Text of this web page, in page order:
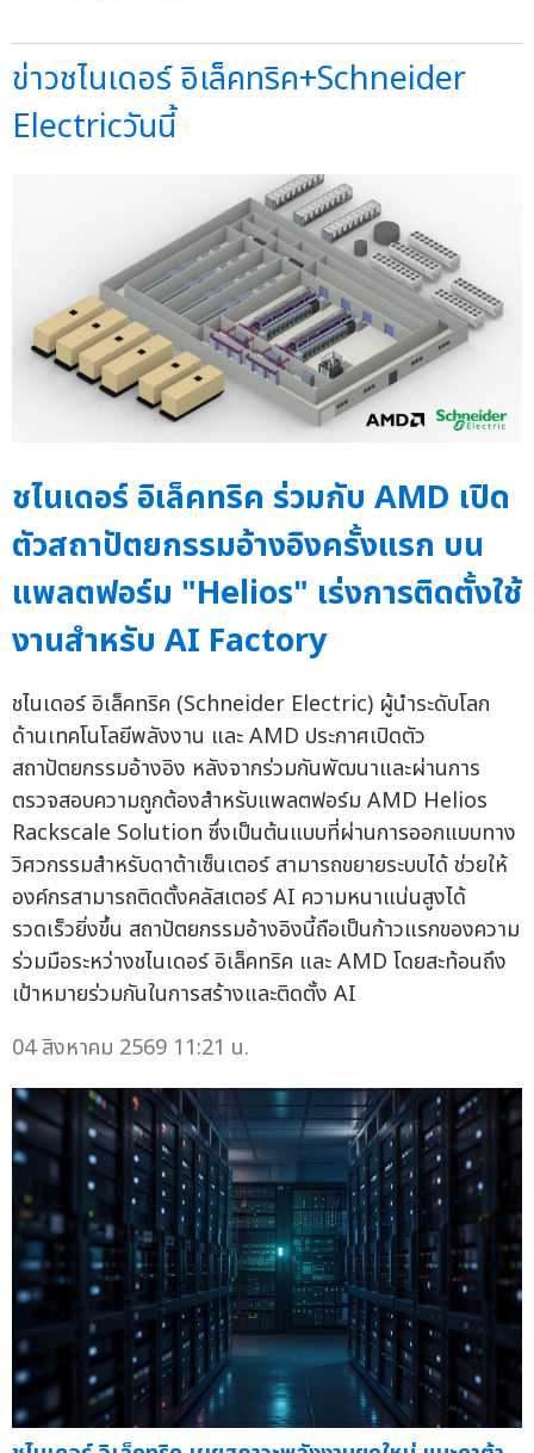
ข่าวชไนเดอร์ อิเล็คทริค+Schneider
Electricวันนี้
ชไนเดอร์ อิเล็คทริค ร่วมกับ AMD เปิด
ตัวสถาปัตยกรรมอ้างอิงครั้งแรก บน
แพลตฟอร์ม "Helios" เร่งการติดตั้งใช้
งานสำหรับ AI Factory
ชไนเดอร์ อิเล็คทริค (Schneider Electric) ผู้นำระดับโลก
ด้านเทคโนโลยีพลังงาน และ AMD ประกาศเปิดตัว
สถาปัตยกรรมอ้างอิง หลังจากร่วมกันพัฒนาและผ่านการ
ตรวจสอบความถูกต้องสำหรับแพลตฟอร์ม AMD Helios
Rackscale Solution ซึ่งเป็นต้นแบบที่ผ่านการออกแบบทาง
วิศวกรรมสำหรับดาต้าเซ็นเตอร์ สามารถขยายระบบได้ ช่วยให้
องค์กรสามารถติดตั้งคลัสเตอร์ AI ความหนาแน่นสูงได้
รวดเร็วยิ่งขึ้น สถาปัตยกรรมอ้างอิงนี้ถือเป็นก้าวแรกของความ
ร่วมมือระหว่างชไนเดอร์ อิเล็คทริค และ AMD โดยสะท้อนถึง
เป้าหมายร่วมกันในการสร้างและติดตั้ง AI
04 สิงหาคม 2569 11:21 น.